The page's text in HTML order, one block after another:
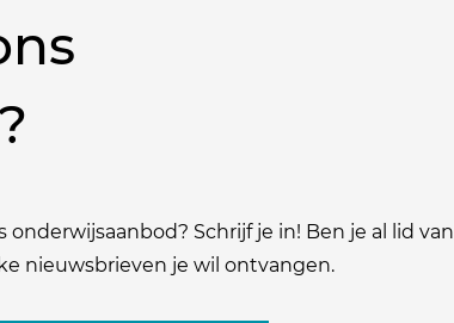
Schrijf je in! Ben je al lid van
nieuwsbrieven je wil ontvangen.